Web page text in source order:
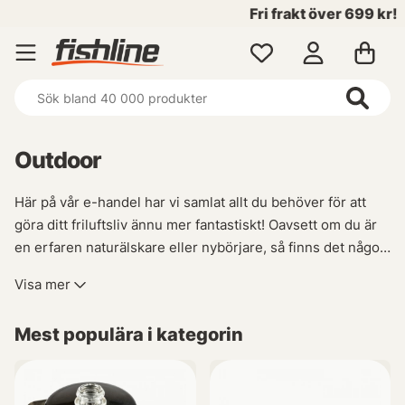
Fri frakt över 699 kr!
Outdoor
Här på vår e-handel har vi samlat allt du behöver för att
göra ditt friluftsliv ännu mer fantastiskt! Oavsett om du är
en erfaren naturälskare eller nybörjare, så finns det något
hjälper till att förenkla och berika din tid utomhus.
Naturupplevelser väntar runt varje hörn, och med rätt
inkluderar alltifrån tält och sovsäckar till ryggsäckar och
Visa mer
Mest populära i kategorin